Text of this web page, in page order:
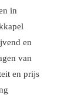
in
en
van
en prijs